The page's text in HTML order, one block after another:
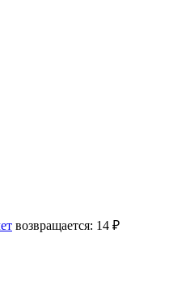
возвращается: 14 ₽